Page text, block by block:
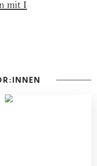
mit I